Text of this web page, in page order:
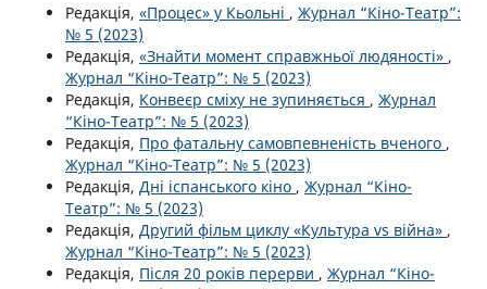
Редакція, «Процес» у Кьольні , Журнал “Кіно-Театр”:
№ 5 (2023)
Редакція, «Знайти момент справжньої людяності» ,
Журнал “Кіно-Театр”: № 5 (2023)
Редакція, Конвеєр сміху не зупиняється , Журнал
“Кіно-Театр”: № 5 (2023)
Редакція, Про фатальну самовпевненість вченого ,
Журнал “Кіно-Театр”: № 5 (2023)
Редакція, Дні іспанського кіно , Журнал “Кіно-
Театр”: № 5 (2023)
Редакція, Другий фільм циклу «Культура vs війна» ,
Журнал “Кіно-Театр”: № 5 (2023)
Редакція, Після 20 років перерви , Журнал “Кіно-